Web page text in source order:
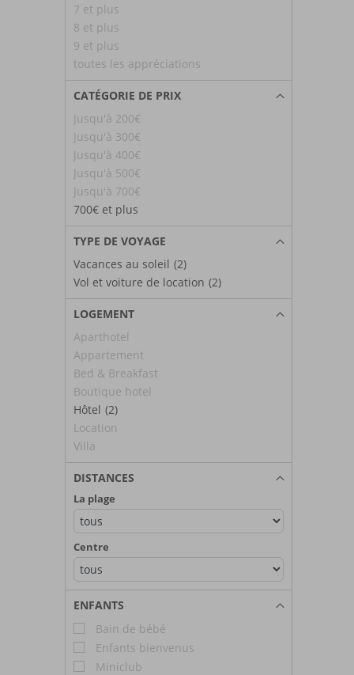
7 et plus
8 et plus
9 et plus
toutes les appréciations
CATÉGORIE DE PRIX
Jusqu'à 200€
Jusqu'à 300€
Jusqu'à 400€
Jusqu'à 500€
Jusqu'à 700€
700€ et plus
TYPE DE VOYAGE
Vacances au soleil (2)
Vol et voiture de location (2)
LOGEMENT
Aparthotel
Appartement
Bed & Breakfast
Boutique hotel
Hôtel (2)
Location
Villa
DISTANCES
La plage
Centre
ENFANTS
Bain de bébé
Enfants bienvenus
Miniclub